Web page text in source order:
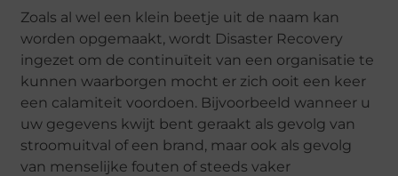
Zoals al wel een klein beetje uit de naam kan
worden opgemaakt, wordt Disaster Recovery
ingezet om de continuïteit van een organisatie te
kunnen waarborgen mocht er zich ooit een keer
een calamiteit voordoen. Bijvoorbeeld wanneer u
uw gegevens kwijt bent geraakt als gevolg van
stroomuitval of een brand, maar ook als gevolg
van menselijke fouten of steeds vaker